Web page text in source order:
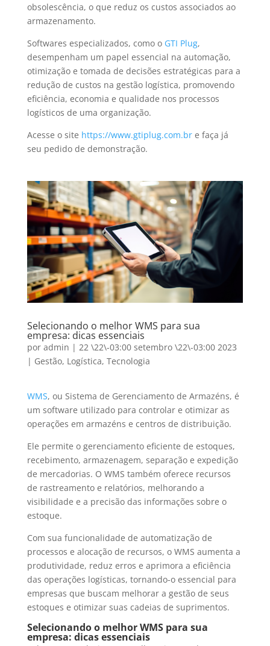
obsolescência, o que reduz os custos associados ao
armazenamento.
Softwares especializados, como o GTI Plug,
desempenham um papel essencial na automação,
otimização e tomada de decisões estratégicas para a
redução de custos na gestão logística, promovendo
eficiência, economia e qualidade nos processos
logísticos de uma organização.
Acesse o site https://www.gtiplug.com.bre faça já
seu pedido de demonstração.
Selecionando o melhor WMS para sua
empresa: dicas essenciais
por admin | 22 \22\-03:00 setembro \22\-03:00 2023
| Gestão, Logística, Tecnologia
WMS, ou Sistema de Gerenciamento de Armazéns, é
um software utilizado para controlar e otimizar as
operações em armazéns e centros de distribuição.
Ele permite o gerenciamento eficiente de estoques,
recebimento, armazenagem, separação e expedição
de mercadorias. O WMS também oferece recursos
de rastreamento e relatórios, melhorando a
visibilidade e a precisão das informações sobre o
estoque.
Com sua funcionalidade de automatização de
processos e alocação de recursos, o WMS aumenta a
produtividade, reduz erros e aprimora a eficiência
das operações logísticas, tornando-o essencial para
empresas que buscam melhorar a gestão de seus
estoques e otimizar suas cadeias de suprimentos.
Selecionando o melhor WMS para sua
empresa: dicas essenciais